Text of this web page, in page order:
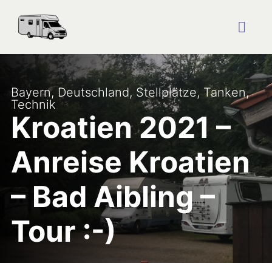
Inhalt
springen
Startseite
Reise Blog
Plätze
Über uns
Kontakt
Bayern, Deutschland, Stellplätze, Tanken,
Technik
Kroatien 2021 –
Anreise Kroatien
– Bad Aibling –
Tour :-)